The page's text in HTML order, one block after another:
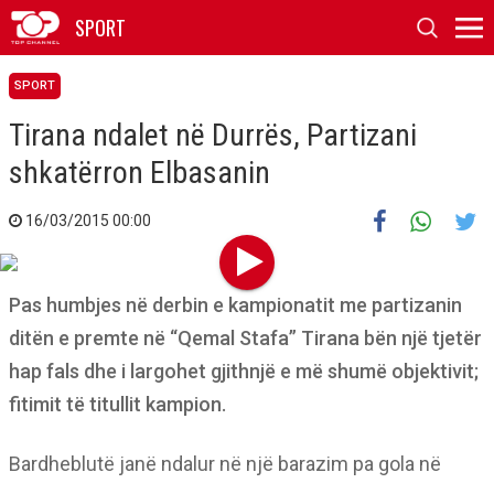
SPORT
SPORT
Tirana ndalet në Durrës, Partizani
shkatërron Elbasanin
16/03/2015 00:00
Pas humbjes në derbin e kampionatit me partizanin
ditën e premte në “Qemal Stafa” Tirana bën një tjetër
hap fals dhe i largohet gjithnjë e më shumë objektivit;
fitimit të titullit kampion.
Bardheblutë janë ndalur në një barazim pa gola në